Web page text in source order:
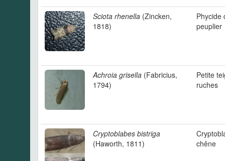
Sciota rhenella (Zincken,
1818)
Phycide
peuplier
Achroia grisella (Fabricius,
1794)
Petite
ruches
Cryptoblabes bistriga
(Haworth, 1811)
chêne